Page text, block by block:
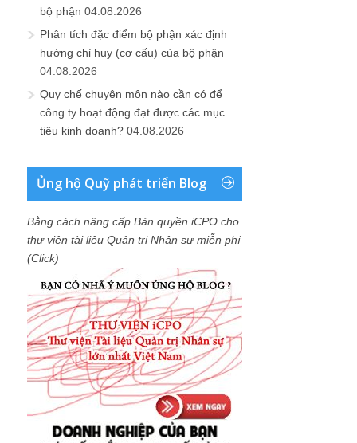
bộ phận 04.08.2026
Phân tích đặc điểm bộ phận xác định
hướng chỉ huy (cơ cấu) của bộ phận
04.08.2026
Quy chế chuyên môn nào cần có để
công ty hoạt động đạt được các mục
tiêu kinh doanh? 04.08.2026
Ủng hộ Quỹ phát triển Blog
Bằng cách nâng cấp Bản quyền iCPO cho
thư viện tài liệu Quản trị Nhân sự miễn phí
(Click)